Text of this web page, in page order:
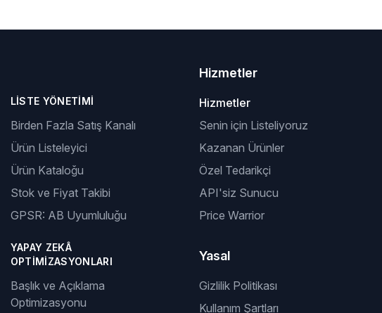
LISTE YÖNETIMI
Birden Fazla Satış Kanalı
Ürün Listeleyici
Ürün Kataloğu
Stok ve Fiyat Takibi
GPSR: AB Uyumluluğu
YAPAY ZEKÂ
OPTIMIZASYONLARI
Başlık ve Açıklama
Optimizasyonu
Hizmetler
Hizmetler
Senin için Listeliyoruz
Kazanan Ürünler
Özel Tedarikçi
API'siz Sunucu
Price Warrior
Yasal
Gizlilik Politikası
Kullanım Şartları